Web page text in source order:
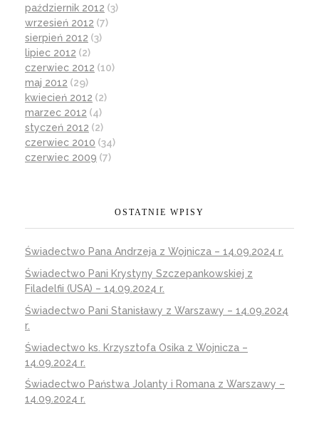
październik 2012 (3)
wrzesień 2012 (7)
sierpień 2012 (3)
lipiec 2012 (2)
czerwiec 2012 (10)
maj 2012 (29)
kwiecień 2012 (2)
marzec 2012 (4)
styczeń 2012 (2)
czerwiec 2010 (34)
czerwiec 2009 (7)
OSTATNIE WPISY
Świadectwo Pana Andrzeja z Wojnicza – 14.09.2024 r.
Świadectwo Pani Krystyny Szczepankowskiej z
Filadelfii (USA) – 14.09.2024 r.
Świadectwo Pani Stanisławy z Warszawy – 14.09.2024
r.
Świadectwo ks. Krzysztofa Osika z Wojnicza –
14.09.2024 r.
Świadectwo Państwa Jolanty i Romana z Warszawy –
14.09.2024 r.